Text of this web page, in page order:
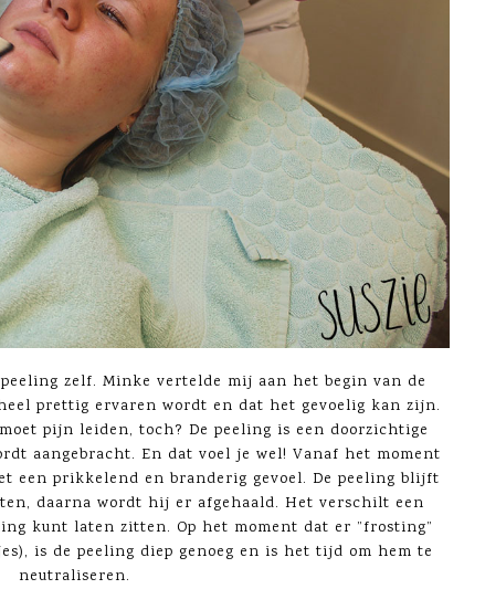
zelf. Minke vertelde mij aan het begin van de
prettig ervaren wordt en dat het gevoelig kan zijn.
pijn leiden, toch? De peeling is een doorzichtige
aangebracht. En dat voel je wel! Vanaf het moment
een prikkelend en branderig gevoel. De peeling blijft
daarna wordt hij er afgehaald. Het verschilt een
kunt laten zitten. Op het moment dat er ”frosting”
is de peeling diep genoeg en is het tijd om hem te
neutraliseren.